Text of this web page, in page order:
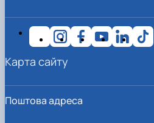
Поштова адреса
Карта сайту